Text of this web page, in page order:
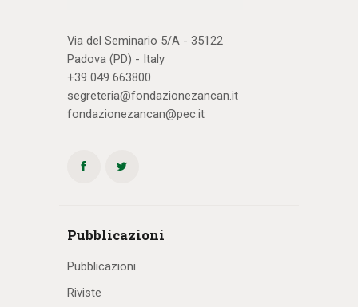
Via del Seminario 5/A - 35122
Padova (PD) - Italy
+39 049 663800
segreteria@fondazionezancan.it
fondazionezancan@pec.it
Pubblicazioni
Pubblicazioni
Riviste